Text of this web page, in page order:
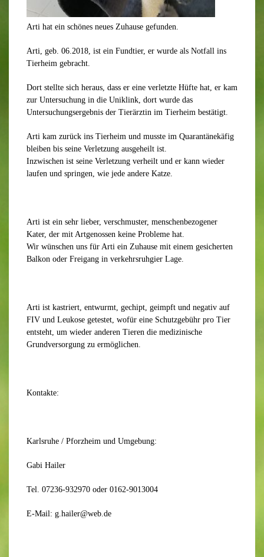
Arti hat ein schönes neues Zuhause gefunden.
Arti, geb. 06.2018, ist ein Fundtier, er wurde als Notfall ins
Tierheim gebracht.
Dort stellte sich heraus, dass er eine verletzte Hüfte hat, er kam
zur Untersuchung in die Uniklink, dort wurde das
Untersuchungsergebnis der Tierärztin im Tierheim bestätigt.
Arti kam zurück ins Tierheim und musste im Quarantänekäfig
bleiben bis seine Verletzung ausgeheilt ist.
Inzwischen ist seine Verletzung verheilt und er kann wieder
laufen und springen, wie jede andere Katze.
Arti ist ein sehr lieber, verschmuster, menschenbezogener
Kater, der mit Artgenossen keine Probleme hat.
Wir wünschen uns für Arti ein Zuhause mit einem gesicherten
Balkon oder Freigang in verkehrsruhgier Lage.
Arti ist kastriert, entwurmt, gechipt, geimpft und negativ auf
FIV und Leukose getestet, wofür eine Schutzgebühr pro Tier
entsteht, um wieder anderen Tieren die medizinische
Grundversorgung zu ermöglichen.
Kontakte:
Karlsruhe / Pforzheim und Umgebung:
Gabi Hailer
Tel. 07236-932970 oder 0162-9013004
E-Mail: g.hailer@web.de